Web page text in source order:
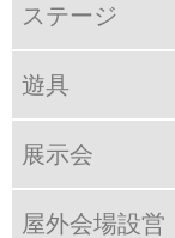
ステージ
遊具
展示会
屋外会場設営